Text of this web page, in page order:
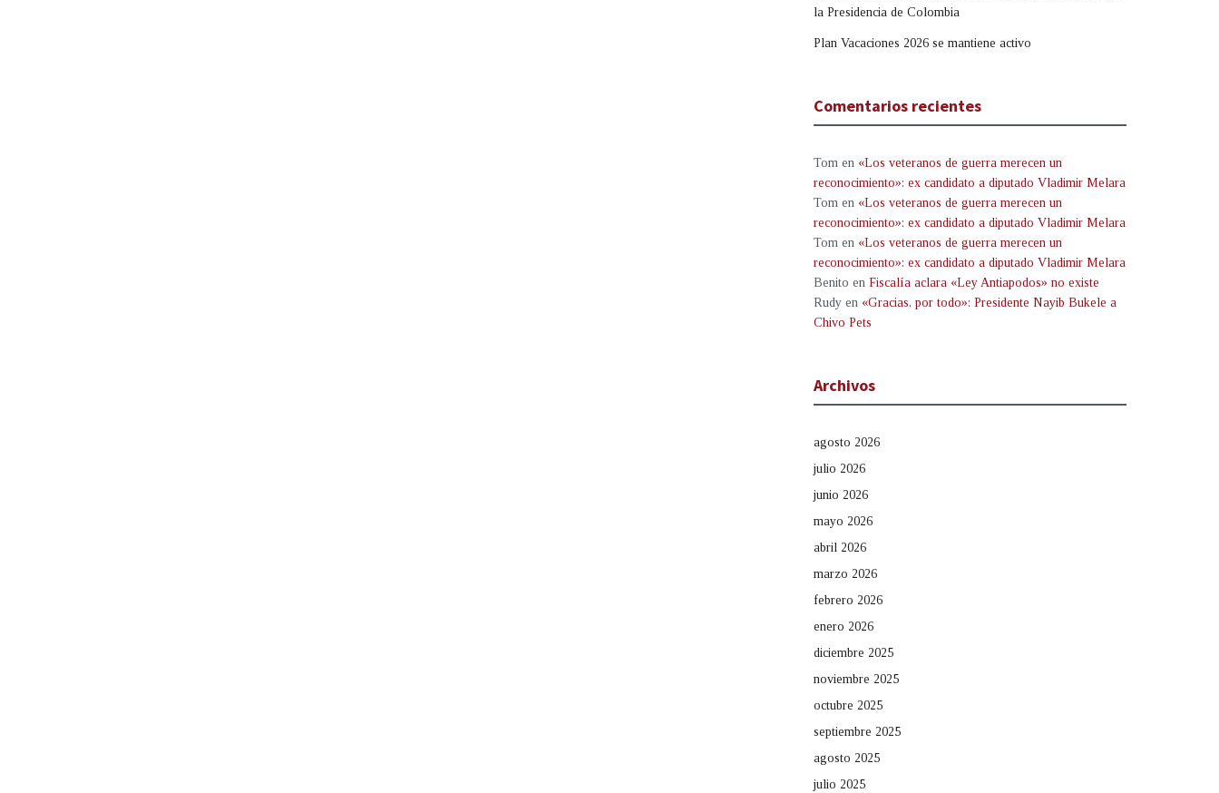
la Presidencia de Colombia
Plan Vacaciones 2026 se mantiene activo
Comentarios recientes
Tom en «Los veteranos de guerra merecen un
reconocimiento»: ex candidato a diputado Vladimir Melara
Tom en «Los veteranos de guerra merecen un
reconocimiento»: ex candidato a diputado Vladimir Melara
Tom en «Los veteranos de guerra merecen un
reconocimiento»: ex candidato a diputado Vladimir Melara
Benito en Fiscalía aclara «Ley Antiapodos» no existe
Rudy en «Gracias, por todo»: Presidente Nayib Bukele a
Chivo Pets
Archivos
agosto 2026
julio 2026
junio 2026
mayo 2026
abril 2026
marzo 2026
febrero 2026
enero 2026
diciembre 2025
noviembre 2025
octubre 2025
septiembre 2025
agosto 2025
julio 2025